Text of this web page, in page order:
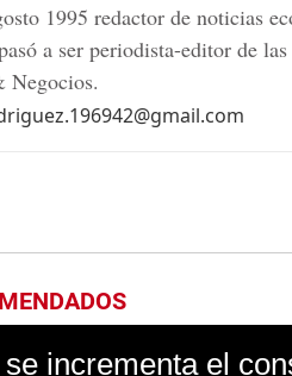
1995 redactor de noticias
a ser periodista-editor de
Negocios.